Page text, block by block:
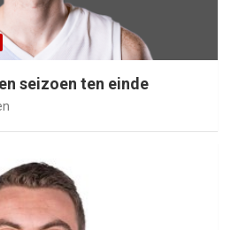
seizoen ten einde